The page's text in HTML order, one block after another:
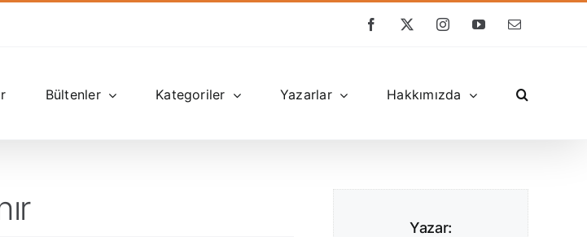
Facebook
X InstagramYouTube
E-
Bültenler Kategoriler Yazarlar Hakkımızda
Yazar: